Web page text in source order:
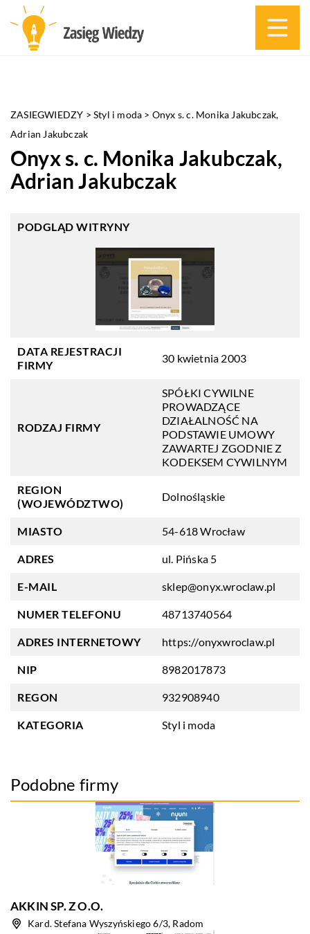
ZASIEGWIEDZY >Styl i moda > Onyx s. c. Monika Jakubczak,
Adrian Jakubczak
Onyx s. c. Monika Jakubczak,
Adrian Jakubczak
PODGLĄD WITRYNY
DATA REJESTRACJI
FIRMY
30 kwietnia 2003
RODZAJ FIRMY
SPÓŁKI CYWILNE
PROWADZĄCE
DZIAŁALNOŚĆ NA
PODSTAWIE UMOWY
ZAWARTEJ ZGODNIE Z
KODEKSEM CYWILNYM
REGION
(WOJEWÓDZTWO)
Dolnośląskie
MIASTO 54-618 Wrocław
ADRES ul. Pińska 5
E-MAIL sklep@onyx.wroclaw.pl
NUMER TELEFONU 48713740564
ADRES INTERNETOWY https://onyxwroclaw.pl
NIP 8982017873
REGON 932908940
KATEGORIA Styl i moda
Podobne firmy
AKKIN SP. Z O.O.
Kard. Stefana Wyszyńskiego 6/3, Radom